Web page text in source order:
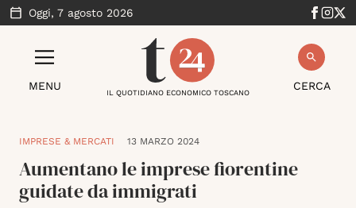
Oggi, 7 agosto 2026
MENU CERCA
IL QUOTIDIANO ECONOMICO TOSCANO
IMPRESE & MERCATI 13 MARZO 2024
Aumentano le imprese fiorentine
guidate da immigrati